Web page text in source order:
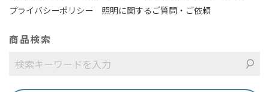
プライバシーポリシー
照明に関するご質問・ご依頼
商品検索